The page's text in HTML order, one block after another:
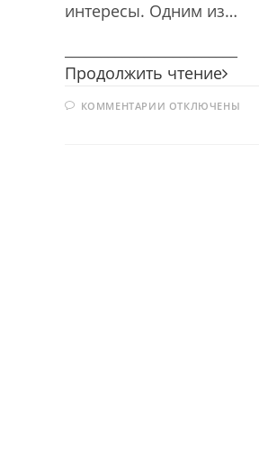
интересы. Одним из…
Продолжить чтение
КОММЕНТАРИИ КОТКЛЮЧЕНЫ